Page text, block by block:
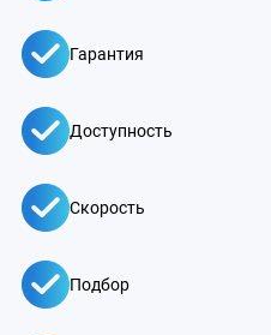
Гарантия
Доступность
Скорость
Подбор